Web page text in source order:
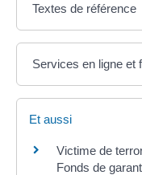
Textes de référence
Services en ligne et
Et aussi
Victime de
Fonds de